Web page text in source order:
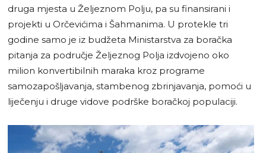
druga mjesta u Željeznom Polju, pa su finansirani i
projekti u Orčevićima i Šahmanima. U protekle tri
godine samo je iz budžeta Ministarstva za boračka
pitanja za područje Željeznog Polja izdvojeno oko
milion konvertibilnih maraka kroz programe
samozapošljavanja, stambenog zbrinjavanja, pomoći u
liječenju i druge vidove podrške boračkoj populaciji.